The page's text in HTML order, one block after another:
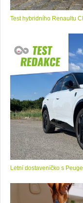
Test hybridního Renaultu
Letní dostaveníčko s